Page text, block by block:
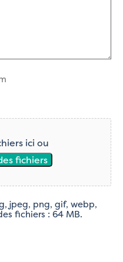
ici ou
fichiers
jpeg, png, gif, webp,
fichiers : 64 MB.